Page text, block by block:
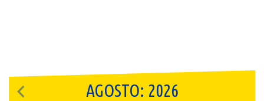
AGOSTO: 2026